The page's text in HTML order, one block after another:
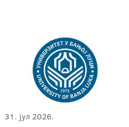
31. јул 2026.